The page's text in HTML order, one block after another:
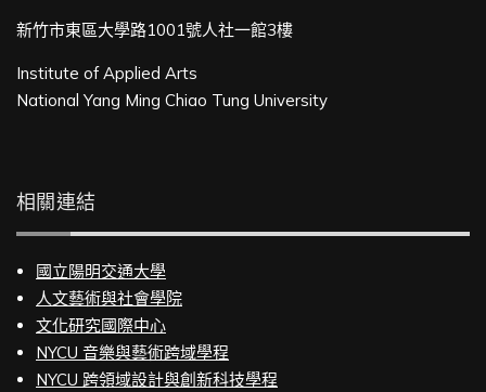
新竹市東區大學路1001號人社一館3樓
Institute of Applied Arts
National Yang Ming Chiao Tung University
相關連結
國立陽明交通大學
人文藝術與社會學院
文化研究國際中心
NYCU 音樂與藝術跨域學程
NYCU 跨領域設計與創新科技學程